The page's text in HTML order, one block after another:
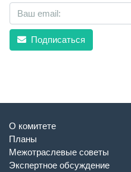
Подписаться
О комитете
Планы
Межотраслевые советы
Экспертное обсуждение